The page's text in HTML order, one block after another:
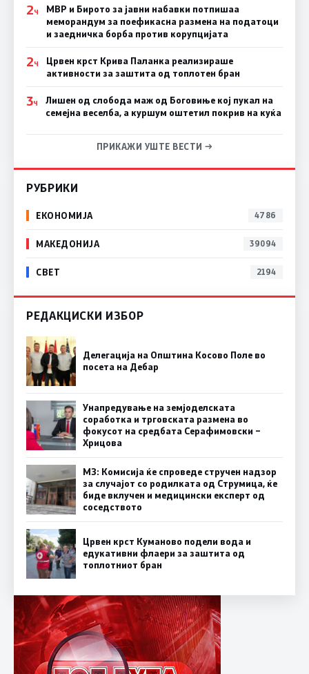
2Ч
МВР и Бирото за јавни набавки потпишаа
меморандум за поефикасна размена на податоци
и заедничка борба против корупцијата
2Ч
Црвен крст Крива Паланка реализираше
активности за заштита од топлотен бран
3Ч
Лишен од слобода маж од Боговиње кој пукал на
семејна веселба, а куршум оштетил покрив на куќа
ПРИКАЖИ УШТЕ ВЕСТИ →
РУБРИКИ
ЕКОНОМИЈА 4786
МАКЕДОНИЈА 39094
СВЕТ 2194
РЕДАКЦИСКИ ИЗБОР
Делегација на Општина Косово Поле во
посета на Дебар
Унапредување на земјоделската
соработка и трговската размена во
фокусот на средбата Серафимовски –
Хрицова
МЗ: Комисија ќе спроведе стручен надзор
за случајот со родилката од Струмица, ќе
биде вклучен и медицински експерт од
соседството
Црвен крст Куманово подели вода и
едукативни флаери за заштита од
топлотниот бран